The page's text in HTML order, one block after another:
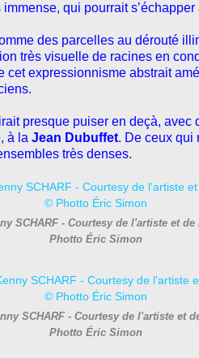
qui pourrait
des parcelles au dérouté
très visuelle de racines en
cet expressionnisme abstrait
irait presque puiser en deçà, avec
à la Jean Dubuffet. De ceux qui
très denses.
SCHARF - Courtesy de l'artiste et
Photto Éric Simon
SCHARF - Courtesy de l'artiste et
Photto Éric Simon